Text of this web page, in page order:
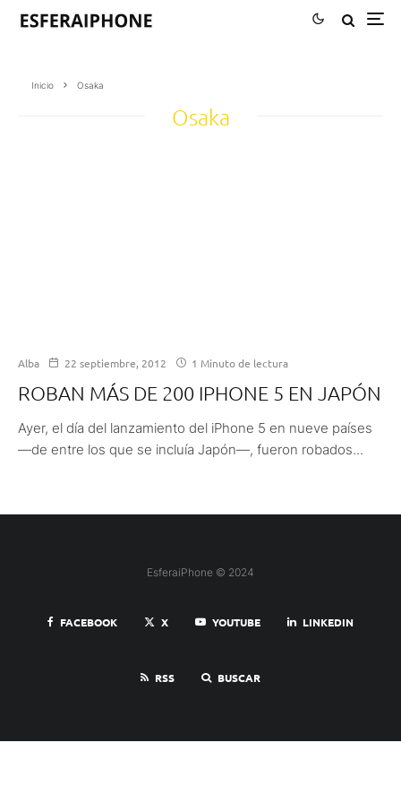
Inicio Osaka
Osaka
Alba 22 septiembre, 2012 1 Minuto de lectura
ROBAN MÁS DE 200 IPHONE 5 EN JAPÓN
Ayer, el día del lanzamiento del iPhone 5 en nueve países
—de entre los que se incluía Japón—, fueron robados...
EsferaiPhone © 2024
FACEBOOK X YOUTUBE LINKEDIN
RSS BUSCAR